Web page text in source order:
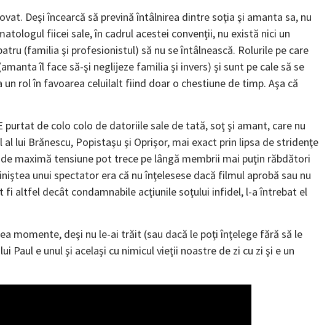
Deşi încearcă să prevină întâlnirea dintre soţia şi amanta sa, nu
fiicei sale, în cadrul acestei convenţii, nu există nici un
(familia şi profesionistul) să nu se întâlnească. Rolurile pe care
îl face să-şi neglijeze familia şi invers) şi sunt pe cale să se
un rol în favoarea celuilalt fiind doar o chestiune de timp. Aşa că
purtat de colo colo de datoriile sale de tată, soţ şi amant, care nu
lui Brănescu, Popistaşu şi Oprişor, mai exact prin lipsa de stridenţe
maximă tensiune pot trece pe lângă membrii mai puţin răbdători
unui spectator era că nu înţelesese dacă filmul aprobă sau nu
fi altfel decât condamnabile acţiunile soţului infidel, l-a întrebat el
momente, deşi nu le-ai trăit (sau dacă le poţi înţelege fără să le
Paul e unul şi acelaşi cu nimicul vieţii noastre de zi cu zi şi e un